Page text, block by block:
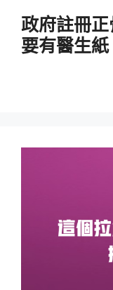
政府註冊
要有醫生